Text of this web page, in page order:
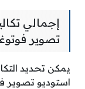
إجمالي
تصوير
يمكن تحديد
استوديو تصوير